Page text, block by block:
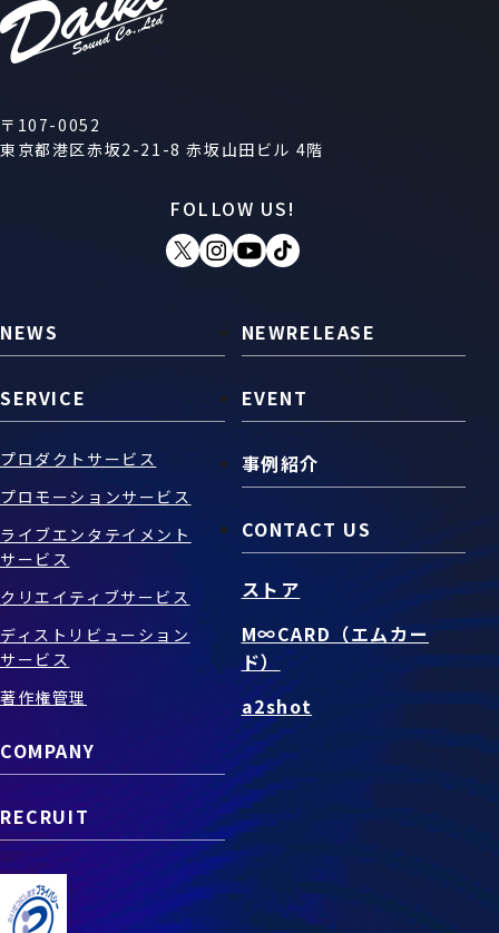
〒107-0052
東京都港区赤坂2-21-8 赤坂山田ビル 4階
FOLLOW US!
NEWS
SERVICE
プロダクトサービス
プロモーションサービス
ライブエンタテイメント
サービス
クリエイティブサービス
ディストリビューション
サービス
著作権管理
COMPANY
RECRUIT
NEWRELEASE
EVENT
事例紹介
CONTACT US
ストア
M∞CARD（エムカー
ド）
a2shot